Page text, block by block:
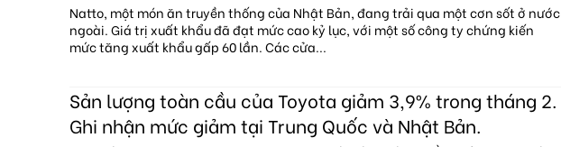
Natto, một món ăn truyền thống của Nhật Bản, đang trải qua một cơn sốt ở nước
ngoài. Giá trị xuất khẩu đã đạt mức cao kỷ lục, với một số công ty chứng kiến
mức tăng xuất khẩu gấp 60 lần. Các cửa...
Sản lượng toàn cầu của Toyota giảm 3,9% trong tháng 2.
Ghi nhận mức giảm tại Trung Quốc và Nhật Bản.